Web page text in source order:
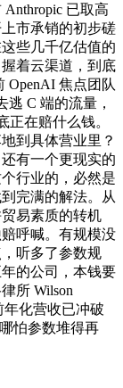
已取高
市承销的初步磋
些几千亿估值的
着云渠道，到底
OpenAI 焦点团队
C 端的流量，
在赔什么钱。
到具体营业里？
有一个更现实的
行业的，必然是
完满的解法。从
易素质的转机
呼喊。有规模没
听多了参数规
的公司，本钱要
所 Wilson
年化营收已冲破
怕参数堆得再